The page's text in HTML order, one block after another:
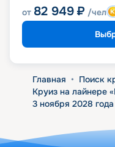
от 82 949 ₽ /чел
Главная • Поиск
Круиз на лайнере
3 ноября 2028 года